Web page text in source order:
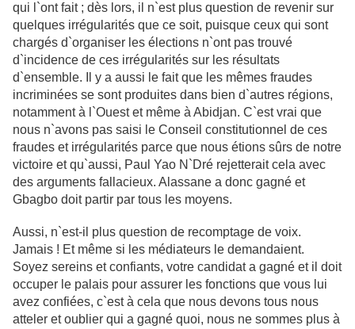
qui l`ont fait ; dès lors, il n`est plus question de revenir sur
quelques irrégularités que ce soit, puisque ceux qui sont
chargés d`organiser les élections n`ont pas trouvé
d`incidence de ces irrégularités sur les résultats
d`ensemble. Il y a aussi le fait que les mêmes fraudes
incriminées se sont produites dans bien d`autres régions,
notamment à l`Ouest et même à Abidjan. C`est vrai que
nous n`avons pas saisi le Conseil constitutionnel de ces
fraudes et irrégularités parce que nous étions sûrs de notre
victoire et qu`aussi, Paul Yao N`Dré rejetterait cela avec
des arguments fallacieux. Alassane a donc gagné et
Gbagbo doit partir par tous les moyens.
Aussi, n`est-il plus question de recomptage de voix.
Jamais ! Et même si les médiateurs le demandaient.
Soyez sereins et confiants, votre candidat a gagné et il doit
occuper le palais pour assurer les fonctions que vous lui
avez confiées, c`est à cela que nous devons tous nous
atteler et oublier qui a gagné quoi, nous ne sommes plus à